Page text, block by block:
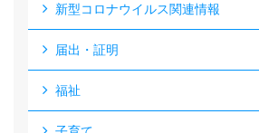
新型コロナウイルス関連情報
届出・証明
福祉